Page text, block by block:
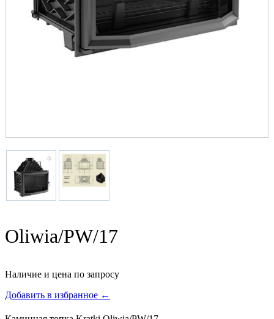
Oliwia/PW/17
Наличие и цена по запросу
Добавить в избранное ←